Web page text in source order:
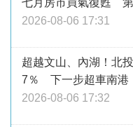
七月房市買氣復甦
2026-08-06 17:31
超越文山、內湖！北
7％ 下一步超車南港
2026-08-06 17:32